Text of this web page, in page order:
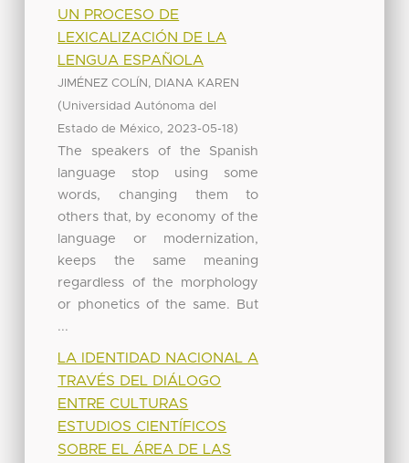
UN PROCESO DE
LEXICALIZACIÓN DE LA
LENGUA ESPAÑOLA
JIMÉNEZ COLÍN, DIANA KAREN
(Universidad Autónoma del
Estado de México, 2023-05-18)
The speakers of the Spanish
language stop using some
words, changing them to
others that, by economy of the
language or modernization,
keeps the same meaning
regardless of the morphology
or phonetics of the same. But
...
LA IDENTIDAD NACIONAL A
TRAVÉS DEL DIÁLOGO
ENTRE CULTURAS
ESTUDIOS CIENTÍFICOS
SOBRE EL ÁREA DE LAS